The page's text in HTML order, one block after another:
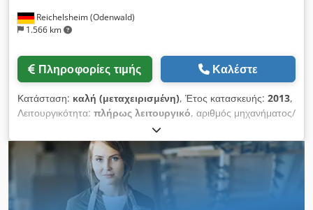
Reichelsheim (Odenwald)
1.566 km
Πληροφορίες τιμής Καλέστε
Κατάσταση: καλή (μεταχειρισμένη), Έτος κατασκευής: 2013,
Λειτουργικότητα: πλήρως λειτουργικό, αριθμός μηχανήματος/
, λειτουργική πίεση:
συνολικό μήκος:406 χιλ., μήκος σωλήνα υψηλής πίεσης:
15.000 χιλ.
, συνολικό ύψος:1.016 χιλ., συνολικό πλάτος:406
, τάση εισόδου:220 V, καύσιμο: ηλεκτρισμός
, συνολικό
, πίεση (μέγ.): 165 δοκός
, Το Nilfisk Poseidon 3-
30 XT διαθέτει έναν μηχανισμό περιέλιξης σωλήνα και δύο